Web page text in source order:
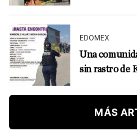
EDOMEX
Una
sin rastro de
MÁS